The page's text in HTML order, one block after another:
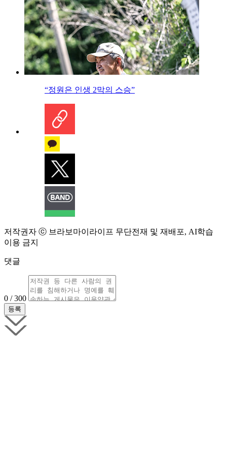
“정원은 인생 2막의 스승”
저작권자 ⓒ 브라보마이라이프 무단전재 및 재배포, AI학습
이용 금지
댓글
0 / 300